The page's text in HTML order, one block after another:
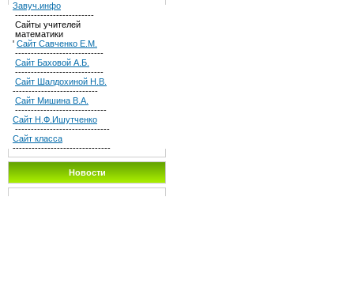
Завуч.инфо
-------------------------
Сайты учителей
математики
' Сайт Савченко Е.М.
----------------------------
Сайт Баховой А.Б.
----------------------------
Сайт Шалдохиной Н.В.
---------------------------
Сайт Мишина В.А.
-----------------------------
Сайт Н.Ф.Ишутченко
------------------------------
Сайт класса
-------------------------------
Новости